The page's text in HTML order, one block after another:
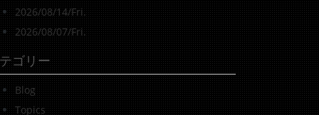
2026/08/14/Fri.
2026/08/07/Fri.
ゴリー
Blog
Topics